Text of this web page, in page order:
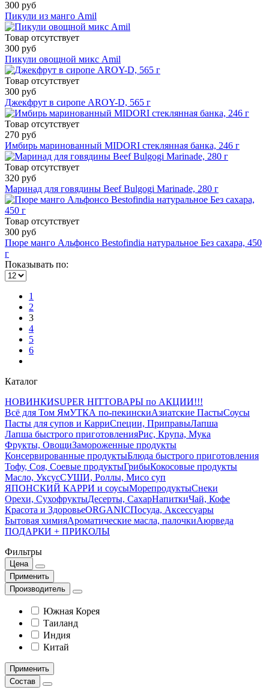
300 руб
Пикули из манго Amil
Товар отсутствует
300 руб
Пикули овощной микс Amil
Товар отсутствует
300 руб
Джекфрут в сиропе AROY-D, 565 г
Товар отсутствует
270 руб
Имбирь маринованный MIDORI стеклянная банка, 246 г
Товар отсутствует
320 руб
Маринад для говядины Beef Bulgogi Marinade, 280 г
Товар отсутствует
300 руб
Пюре манго Альфонсо Bestofindia натуральное Без сахара, 450
г
Показывать по:
1
2
3
4
5
6
Каталог
НОВИНКИSUPER HITТОВАРЫ по АКЦИИ!!!
Всё для Том ЯмУТКА по-пекинскиАзиатские ПастыСоусы
Пасты для супов и КарриСпеции, ПриправыЛапша
Лапша быстрого приготовленияРис, Крупа, Мука
Фрукты, ОвощиЗамороженные продукты
Консервированные продуктыБлюда быстрого приготовления
Тофу, Соя, Соевые продуктыГрибыКокосовые продукты
Масло, УксусСУШИ, Роллы, Мисо суп
ЯПОНСКИЙ КАРРИ и соусыМорепродуктыСнеки
Орехи, СухофруктыДесерты, СахарНапиткиЧай, Кофе
Красота и ЗдоровьеORGANICПосуда, Аксессуары
Бытовая химияАроматические масла, палочкиАюрведа
ПОДАРКИ + ПРИКОЛЫ
Фильтры
Цена
Применить
Производитель
Южная Корея
Таиланд
Индия
Китай
Применить
Состав